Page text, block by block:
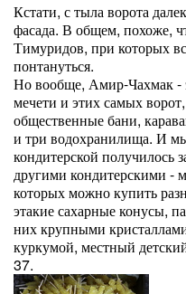
Кстати, с тыла ворота
фасада. В общем, похоже,
Тимуридов, при которых
понтануться.
Но вообще, Амир-Чахмак -
мечети и этих самых
общественные бани,
и три водохранилища. И
кондитерской получилось
другими кондитерскими -
которых можно купить
этакие сахарные конусы,
них крупными
куркумой, местный
37.